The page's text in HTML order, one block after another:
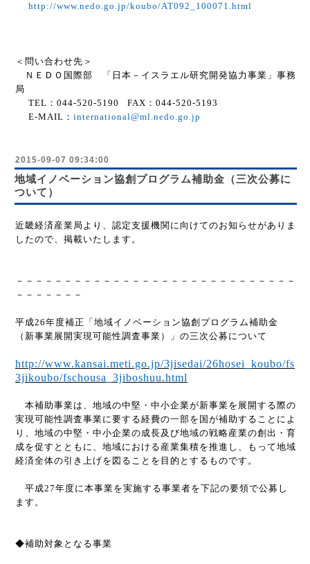
http://www.nedo.go.jp/koubo/AT092_100071.html
＜問い合わせ先＞
ＮＥＤＯ国際部 「日本－イスラエル研究開発協力事業」事務
局
TEL ： 044-520-5190 FAX ： 044-520-5193
E-MAIL ： international@ml.nedo.go.jp
2015-09-07 09:34:00
地域イノベーション協創プログラム補助金（三次公募に
ついて）
近畿経済産業局より、認定支援機関に向けてのお知らせがありま
したので、掲載いたします。
－－－－－－－－－－－－－－－－－－－－－－－－－－－－－
－－－－－－－
平成26年度補正「地域イノベーション協創プログラム補助金
（新事業展開実現可能性調査事業）」の三次公募について
http://www.kansai.meti.go.jp/3jisedai/26hosei_koubo/fs
3jikoubo/fschousa_3jiboshuu.html
本補助事業は、地域の中堅・中小企業が新事業を展開する際の
実現可能性調査事業に要する経費の一部を国が補助することによ
り、地域の中堅・中小企業の成長及び地域の戦略産業の創出・育
成を促すとともに、地域における産業集積を推進し、もって地域
経済全体の引き上げを図ることを目的とするものです。
平成27年度に本事業を実施する事業者を下記の要領で公募し
ます。
◆補助対象となる事業